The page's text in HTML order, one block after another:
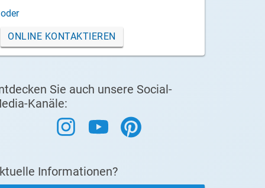
oder
ONLINE KONTAKTIEREN
Sie auch unsere Social-
Kanäle:
Informationen?